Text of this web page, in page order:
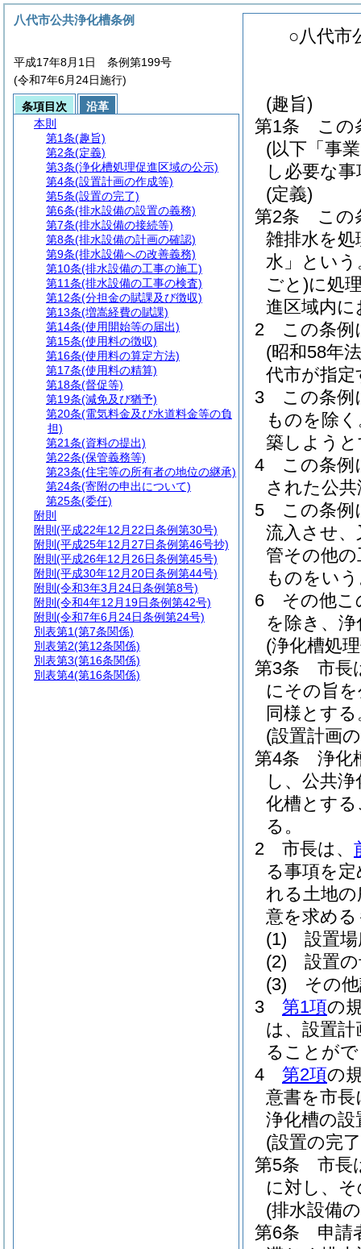
○八代市
(趣旨)
第1条
この
(以下「事
し必要な
(定義)
第2条
この
雑排水を
水」という
ごと)に処
進区域内
2
この条例
(昭和58年
代市が指
3
この条例
ものを除
築しよう
4
この条例
された公
5
この条例
流入させ
管その他
ものをい
6
その他
を除き、
(浄化槽処
第3条
市長
にその旨
同様とする
(設置計画
第4条
浄化
し、公共
化槽とす
る。
2
市長は、
る事項を
れる土地
意を求め
(1)
設置
(2)
設置
(3)
その
3
第1項の
は、設置
ることが
4
第2項の
意書を市
浄化槽の
(設置の完
第5条
市長
に対し、
(排水設備
第6条
申請
八代市公共浄化槽条例
平成17年8月1日 条例第199号
(令和7年6月24日施行)
条項目次
沿革
本則
第1条(趣旨)
第2条(定義)
第3条(浄化槽処理促進区域の公示)
第4条(設置計画の作成等)
第5条(設置の完了)
第6条(排水設備の設置の義務)
第7条(排水設備の接続等)
第8条(排水設備の計画の確認)
第9条(排水設備への改善義務)
第10条(排水設備の工事の施工)
第11条(排水設備の工事の検査)
第12条(分担金の賦課及び徴収)
第13条(増嵩経費の賦課)
第14条(使用開始等の届出)
第15条(使用料の徴収)
第16条(使用料の算定方法)
第17条(使用料の精算)
第18条(督促等)
第19条(減免及び猶予)
第20条(電気料金及び水道料金等の負
担)
第21条(資料の提出)
第22条(保管義務等)
第23条(住宅等の所有者の地位の継承)
第24条(寄附の申出について)
第25条(委任)
附則
附則 (平成22年12月22日条例第30号)
附則 (平成25年12月27日条例第46号抄)
附則 (平成26年12月26日条例第45号)
附則 (平成30年12月20日条例第44号)
附則 (令和3年3月24日条例第8号)
附則 (令和4年12月19日条例第42号)
附則 (令和7年6月24日条例第24号)
別表第1(第7条関係)
別表第2(第12条関係)
別表第3(第16条関係)
別表第4(第16条関係)